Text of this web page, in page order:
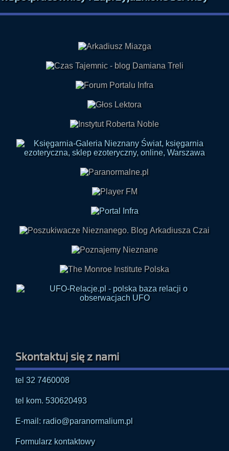
Skontaktuj się z nami
tel 32 7460008
tel kom. 530620493
E-mail: radio@paranormalium.pl
Formularz kontaktowy